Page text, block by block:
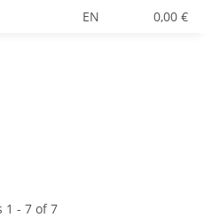
EN 0,00 €
1 - 7 of 7